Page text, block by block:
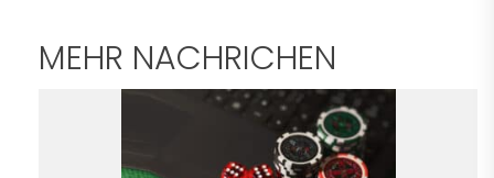
MEHR NACHRICHEN